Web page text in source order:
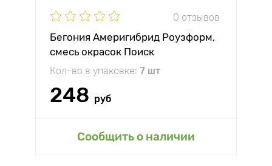
0 отзывов
Бегония Америгибрид Роузформ,
смесь окрасок Поиск
Кол-во в упаковке: 7 шт
248 руб
Сообщить о наличии